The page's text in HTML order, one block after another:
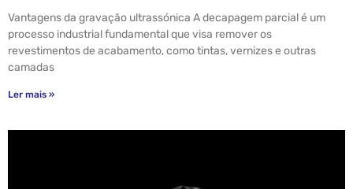
Vantagens da gravação ultrassónica A decapagem parcial é um
processo industrial fundamental que visa remover os
revestimentos de acabamento, como tintas, vernizes e outras
camadas
Ler mais »